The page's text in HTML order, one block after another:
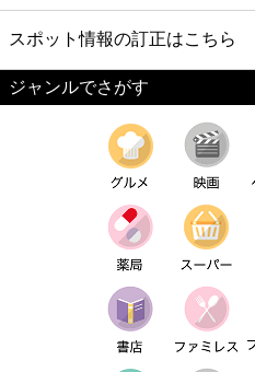
スポット情報の訂正はこちら
ジャンルでさがす